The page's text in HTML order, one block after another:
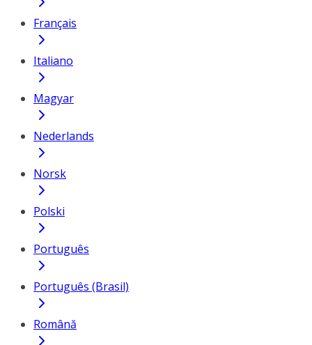
Français
Italiano
Magyar
Nederlands
Norsk
Polski
Português
Português (Brasil)
Română